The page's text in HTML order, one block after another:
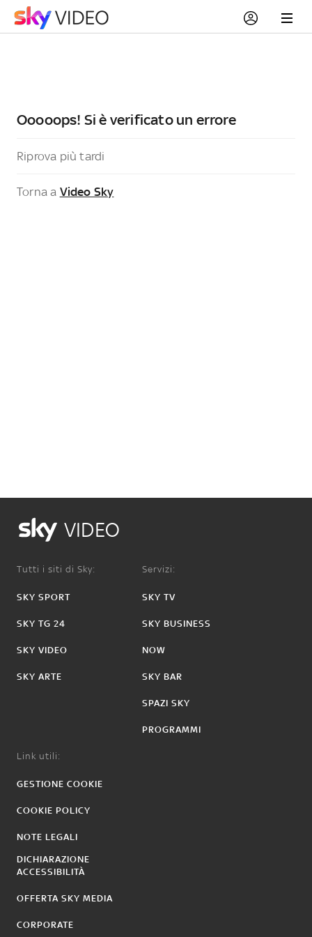
Ooooops! Si è verificato un errore
Riprova più tardi
Torna a Video Sky
VIDEO
Tutti i siti di Sky:
SKY SPORT
SKY TG 24
SKY VIDEO
SKY ARTE
Servizi:
SKY TV
SKY BUSINESS
NOW
SKY BAR
SPAZI SKY
PROGRAMMI
Link utili:
GESTIONE COOKIE
COOKIE POLICY
NOTE LEGALI
DICHIARAZIONE
ACCESSIBILITÀ
OFFERTA SKY MEDIA
CORPORATE